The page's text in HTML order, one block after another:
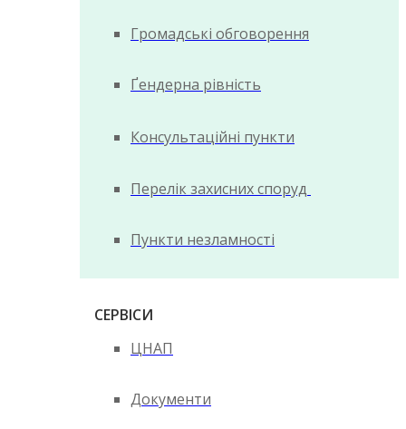
Громадські обговорення
Ґендерна рівність
Консультаційні пункти
Перелік захисних споруд
Пункти незламності
СЕРВІСИ
ЦНАП
Документи